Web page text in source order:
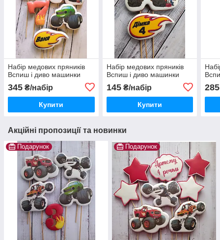
Набір медових пряників
Вспиш і диво машинки
345 ₴/набір
Купити
Набір медових пряників
Вспиш і диво машинки
145₴/набір
Купити
285
Акційні пропозиції та новинки
Подарунок Подарунок